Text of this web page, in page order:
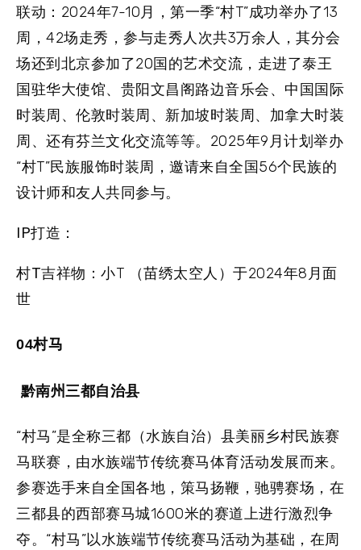
联动： 2024年7-10月，第一季“村T”成功举办了13
周，42场走秀，参与走秀人次共3万余人，其分会
场还到北京参加了20国的艺术交流，走进了泰王
国驻华大使馆、贵阳文昌阁路边音乐会、中国国际
时装周、伦敦时装周、新加坡时装周、加拿大时装
周、还有芬兰文化交流等等。2025年9月计划举办
“村T”民族服饰时装周，邀请来自全国56个民族的
设计师和友人共同参与。
IP打造：
村T吉祥物： 小T （苗绣太空人）于2024年8月面
世
04村马
黔南州三都自治县
“村马”是全称三都（水族自治）县美丽乡村民族赛
马联赛，由水族端节传统赛马体育活动发展而来。
参赛选手来自全国各地，策马扬鞭，驰骋赛场，在
三都县的西部赛马城1600米的赛道上进行激烈争
夺。“村马”以水族端节传统赛马活动为基础，在周